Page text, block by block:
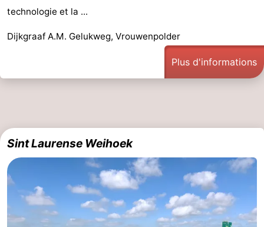
technologie et la ...
Dijkgraaf A.M. Gelukweg, Vrouwenpolder
Plus d'informations
Sint Laurense Weihoek